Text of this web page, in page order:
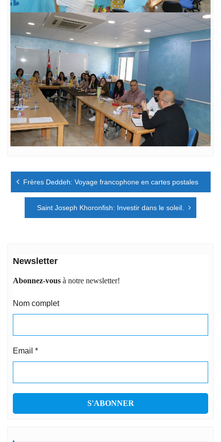
Navigation
l’article
Frères Deddeh: Voyage francophone en cartes postales
Saint Joseph Khoronfish: Investir dans le soleil.
Newsletter
Abonnez-vous à notre newsletter!
Nom complet
Email *